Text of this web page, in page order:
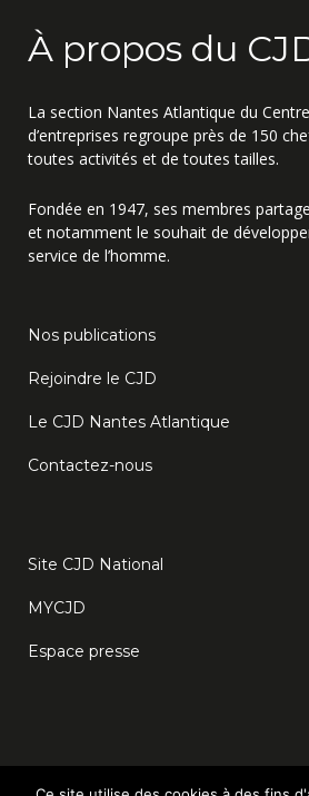
À propos du
La section Nantes Atlantique du
d’entreprises regroupe près de 150
toutes activités et de toutes tailles.
Fondée en 1947, ses membres
et notamment le souhait de
service de l’homme.
Nos publications
Rejoindre le CJD
Le CJD Nantes Atlantique
Contactez-nous
Site CJD National
MYCJD
Espace presse